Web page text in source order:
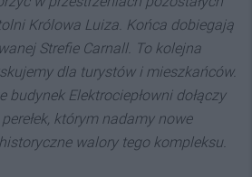
Królowa Luiza. Końca dobiegają
Strefie Carnall. To kolejna
dla turystów i mieszkańców.
budynek Elektrociepłowni dołączy
którym nadamy nowe
walory tego kompleksu.